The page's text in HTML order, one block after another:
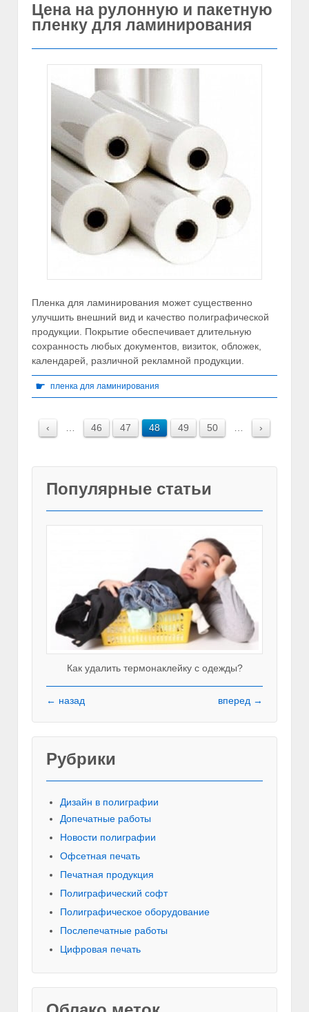
Цена на рулонную и пакетную
пленку для ламинирования
Пленка для ламинирования может существенно
улучшить внешний вид и качество полиграфической
продукции. Покрытие обеспечивает длительную
сохранность любых документов, визиток, обложек,
календарей, различной рекламной продукции.
☛ пленка для ламинирования
‹ 46 47 48 49 50 ›
Популярные статьи
Как удалить термонаклейку с одежды?
← назад вперед →
Рубрики
Дизайн в полиграфии
Допечатные работы
Новости полиграфии
Офсетная печать
Печатная продукция
Полиграфический софт
Полиграфическое оборудование
Послепечатные работы
Цифровая печать